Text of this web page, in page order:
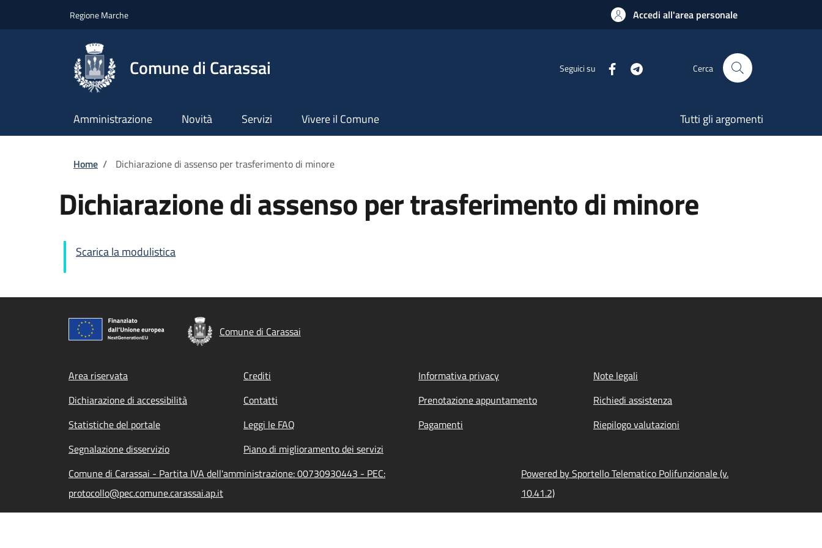
Regione Marche Accedi all'area personale
Comune di Carassai Seguici su Cerca
Amministrazione Novità Servizi Vivere il Comune Tutti gli argomenti
Briciole di pane
Home / Dichiarazione di assenso per trasferimento di minore
Dichiarazione di assenso per trasferimento di minore
Scarica la modulistica
Comune di Carassai
Footer menu
Area riservata Crediti Informativa privacy
Note legali
Dichiarazione di accessibilità
Contatti Prenotazione appuntamento
Richiedi assistenza
Statistiche del portale
Leggi le FAQ Pagamenti
Riepilogo valutazioni
Segnalazione disservizio
Piano di miglioramento dei servizi
Comune di Carassai - Partita IVA dell'amministrazione: 00730930443 - PEC:
protocollo@pec.comune.carassai.ap.it
Powered by Sportello Telematico Polifunzionale (v.
10.41.2)